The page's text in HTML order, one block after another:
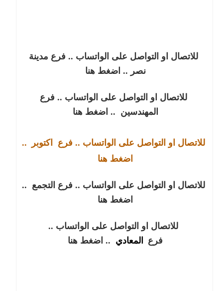
للاتصال او التواصل على الواتساب .. فرع مدينة
نصر .. اضغط هنا
للاتصال او التواصل على الواتساب .. فرع
المهندسين .. اضغط هنا
للاتصال او التواصل على الواتساب .. فرع اكتوبر
..
اضغط هنا
للاتصال او التواصل على الواتساب .. فرع التجمع ..
اضغط هنا
للاتصال او التواصل على الواتساب ..
فرع
المعادي .. اضغط هنا